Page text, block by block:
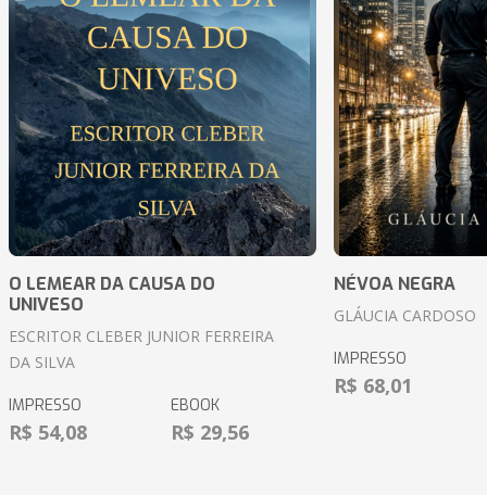
O LEMEAR DA CAUSA DO
UNIVESO
ESCRITOR CLEBER JUNIOR FERREIRA
DA SILVA
IMPRESSO
R$ 54,08
EBOOK
R$ 29,56
NÉVOA NEGRA
GLÁUCIA CARDOSO
IMPRESSO
R$ 68,01